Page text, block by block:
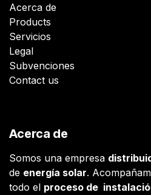
Acerca de
Products
Servicios
Legal
Subvenciones
Contact us
Acerca de
Somos una empresa
de energía solar.
todo el proceso de